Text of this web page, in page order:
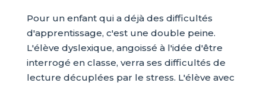
Pour un enfant qui a déjà des difficultés
d'apprentissage, c'est une double peine.
L'élève dyslexique, angoissé à l'idée d'être
interrogé en classe, verra ses difficultés de
lecture décuplées par le stress. L'élève avec